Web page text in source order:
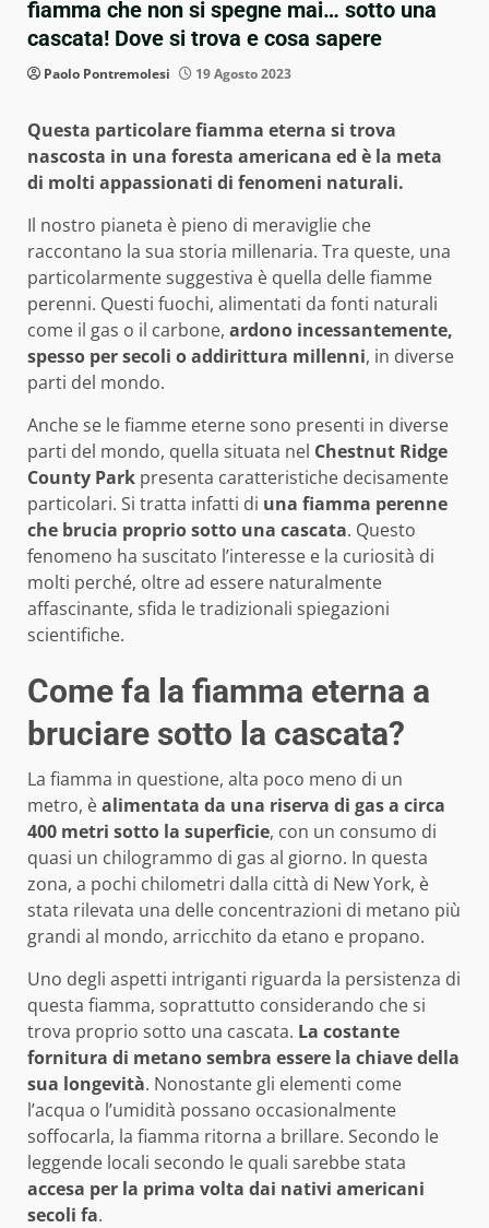
fiamma che non si spegne mai… sotto una
cascata! Dove si trova e cosa sapere
Paolo Pontremolesi 19 Agosto 2023
Questa particolare fiamma eterna si trova
nascosta in una foresta americana ed è la meta
di molti appassionati di fenomeni naturali.
Il nostro pianeta è pieno di meraviglie che
raccontano la sua storia millenaria. Tra queste, una
particolarmente suggestiva è quella delle fiamme
perenni. Questi fuochi, alimentati da fonti naturali
come il gas o il carbone, ardono incessantemente,
spesso per secoli o addirittura millenni, in diverse
parti del mondo.
Anche se le fiamme eterne sono presenti in diverse
parti del mondo, quella situata nel Chestnut Ridge
County Park presenta caratteristiche decisamente
particolari. Si tratta infatti di una fiamma perenne
che brucia proprio sotto una cascata. Questo
fenomeno ha suscitato l’interesse e la curiosità di
molti perché, oltre ad essere naturalmente
affascinante, sfida le tradizionali spiegazioni
scientifiche.
Come fa la fiamma eterna a
bruciare sotto la cascata?
La fiamma in questione, alta poco meno di un
metro, èalimentata da una riserva di gas a circa
400 metri sotto la superficie, con un consumo di
quasi un chilogrammo di gas al giorno. In questa
zona, a pochi chilometri dalla città di New York, è
stata rilevata una delle concentrazioni di metano più
grandi al mondo, arricchito da etano e propano.
Uno degli aspetti intriganti riguarda la persistenza di
questa fiamma, soprattutto considerando che si
trova proprio sotto una cascata. La costante
fornitura di metano sembra essere la chiave della
sua longevità. Nonostante gli elementi come
l’acqua o l’umidità possano occasionalmente
soffocarla, la fiamma ritorna a brillare. Secondo le
leggende locali secondo le quali sarebbe stata
accesa per la prima volta dai nativi americani
secoli fa.